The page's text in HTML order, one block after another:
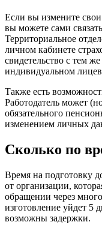
Если вы измените
вы можете сами
Территориальное
личном кабинете
свидетельство с тем
индивидуальном
Также есть
Работодатель может
обязательного
изменением личных
Сколько по
Время на подготовку
от организации,
обращении через
изготовление уйдет 5
возможны задержки.